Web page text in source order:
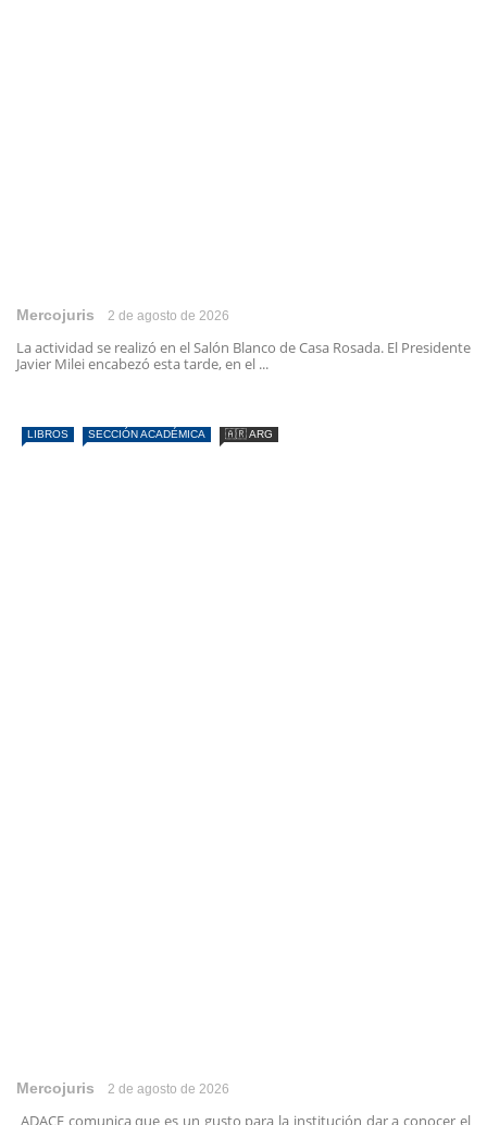
Mercojuris 2 de agosto de 2026
La actividad se realizó en el Salón Blanco de Casa Rosada. El Presidente
Javier Milei encabezó esta tarde, en el ...
LIBROS SECCIÓN ACADÉMICA 🇦🇷 ARG
Mercojuris 2 de agosto de 2026
ADACE comunica que es un gusto para la institución dar a conocer el